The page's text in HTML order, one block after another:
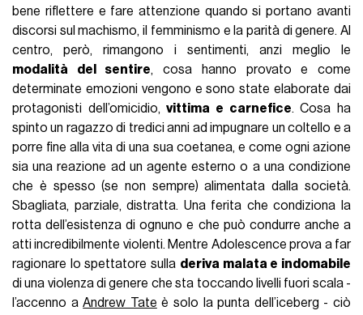
bene riflettere e fare attenzione quando si portano avanti
discorsi sul machismo, il femminismo e la parità di genere. Al
centro, però, rimangono i sentimenti, anzi meglio le
modalità del sentire, cosa hanno provato e come
determinate emozioni vengono e sono state elaborate dai
protagonisti dell’omicidio,vittima e carnefice. Cosa ha
spinto un ragazzo di tredici anni ad impugnare un coltello e a
porre fine alla vita di una sua coetanea, e come ogni azione
sia una reazione ad un agente esterno o a una condizione
che è spesso (se non sempre) alimentata dalla società.
Sbagliata, parziale, distratta. Una ferita che condiziona la
rotta dell’esistenza di ognuno e che può condurre anche a
atti incredibilmente violenti. Mentre Adolescence prova a far
ragionare lo spettatore sulla deriva malata e indomabile
di una violenza di genere che sta toccando livelli fuori scala -
l’accenno aAndrew Tate è solo la punta dell’iceberg - ciò